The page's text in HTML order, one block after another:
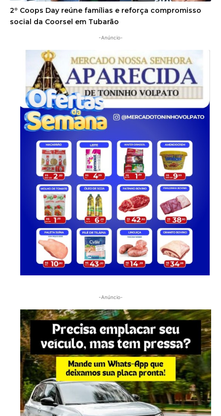
2º Coops Day reúne famílias e reforça compromisso
social da Coorsel em Tubarão
-Anúncio-
-Anúncio-